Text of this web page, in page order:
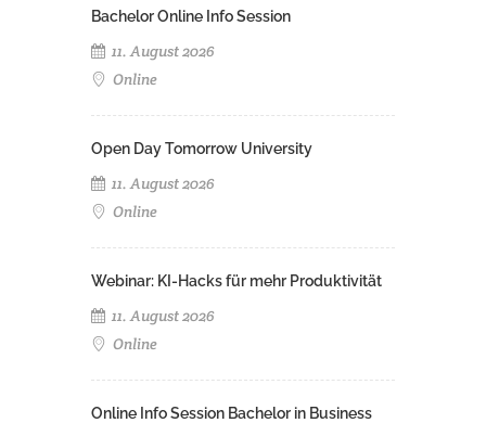
Bachelor Online Info Session
11. August 2026
Online
Open Day Tomorrow University
11. August 2026
Online
Webinar: KI-Hacks für mehr Produktivität
11. August 2026
Online
Online Info Session Bachelor in Business